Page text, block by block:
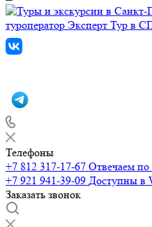
Телефоны
+7 812 317-17-67 Отвечаем по
+7 921 941-39-09 Доступны в
Заказать звонок